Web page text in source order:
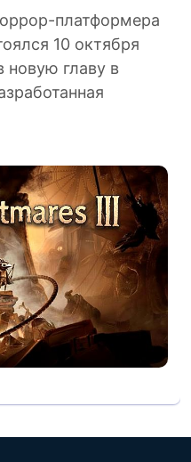
платформера
10 октября
новую главу в